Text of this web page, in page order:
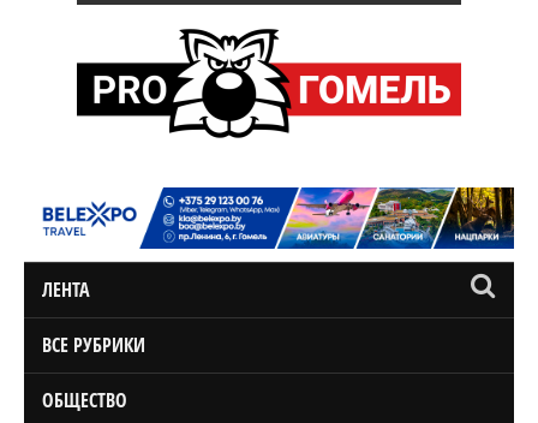
ЛЕНТА
ВСЕ РУБРИКИ
ОБЩЕСТВО